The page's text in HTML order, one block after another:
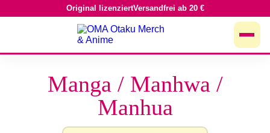
Inhalt
Original lizenziertVersandfrei ab 20 €
Manga / Manhwa /
Manhua